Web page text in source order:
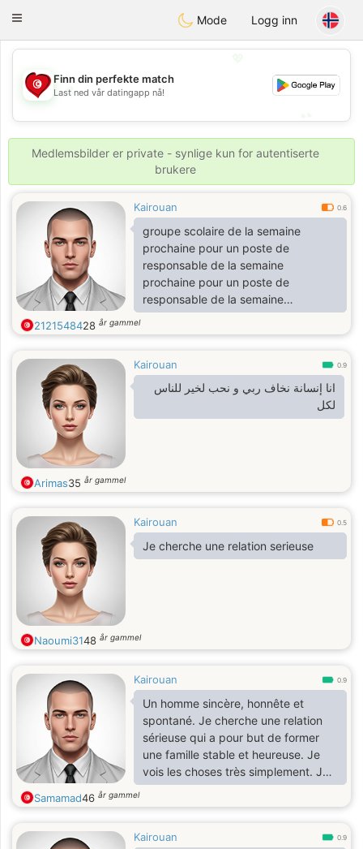
Tunisia Dating
Toggle
Mode Logg inn
💖
💕
Finn din perfekte match
Last ned vår datingapp nå!
Medlemsbilder er private - synlige kun for autentiserte
brukere
Kairouan 0.6
groupe scolaire de la semaine
prochaine pour un poste de
responsable de la semaine
prochaine pour un poste de
responsable de la semaine
prochaine pour
2121548428 år gammel
Kairouan 0.9
انا إنسانة نخاف ربي و نحب لخير للناس
لكل
Arimas35 år gammel
Kairouan 0.5
Je cherche une relation serieuse
Naoumi3148 år gammel
Kairouan 0.9
Un homme sincère, honnête et
spontané. Je cherche une relation
sérieuse qui a pour but de former
une famille stable et heureuse. Je
vois les choses très simplement. Je
déteste les apparences et j'adore la
simplicité.
Samamad46 år gammel
Kairouan 0.9